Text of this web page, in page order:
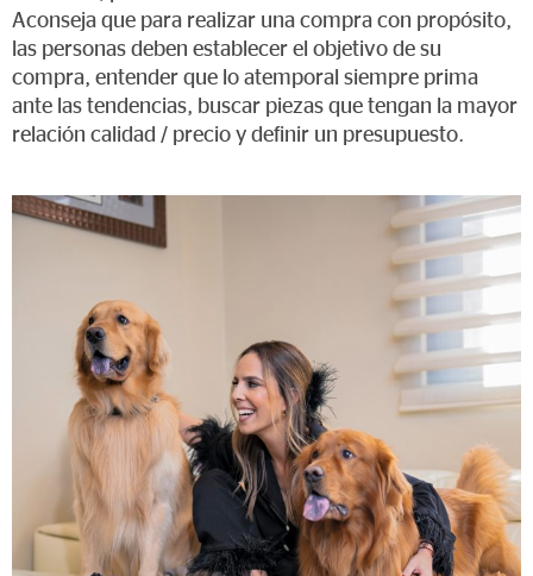
Aconseja que para realizar una compra con propósito,
las personas deben establecer el objetivo de su
compra, entender que lo atemporal siempre prima
ante las tendencias, buscar piezas que tengan la mayor
relación calidad / precio y definir un presupuesto.